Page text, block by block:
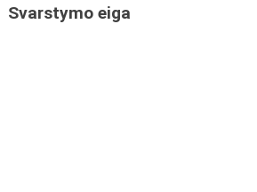
Svarstymo eiga